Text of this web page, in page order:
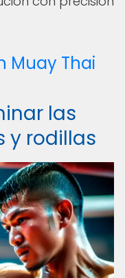
Muay Thai
las
y rodillas